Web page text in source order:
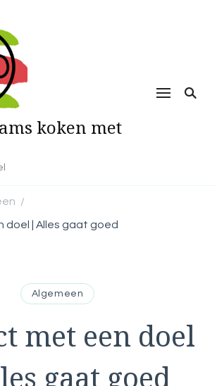
koken met
/
doel | Alles gaat goed
Algemeen
met een doel
gaat goed